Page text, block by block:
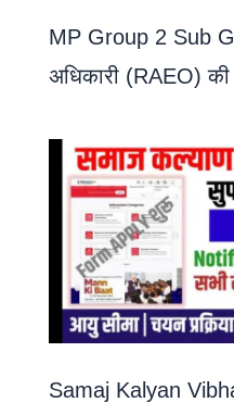
MP Group 2 Sub
अधिकारी (RAEO)
Samaj Kalyan